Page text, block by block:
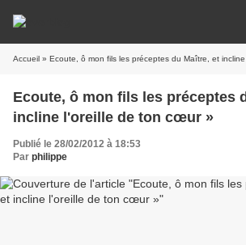
Accueil » Ecoute, ô mon fils les préceptes du Maître, et
Ecoute, ô mon fils les préceptes
incline l'oreille de ton cœur »
Publié le 28/02/2012 à 18:53
Par philippe